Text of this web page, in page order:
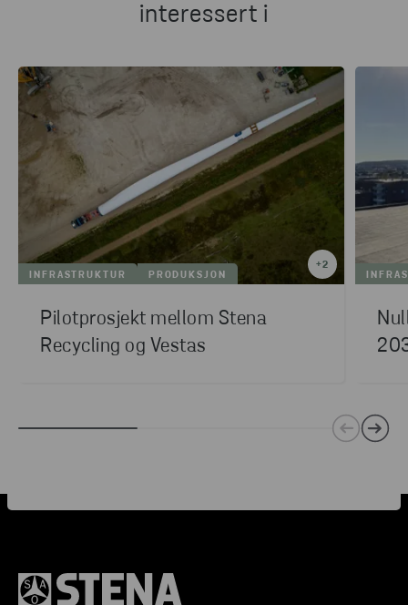
interessert i
+2
INFRASTRUKTUR
PRODUKSJON
Pilotprosjekt mellom Stena
Recycling og Vestas